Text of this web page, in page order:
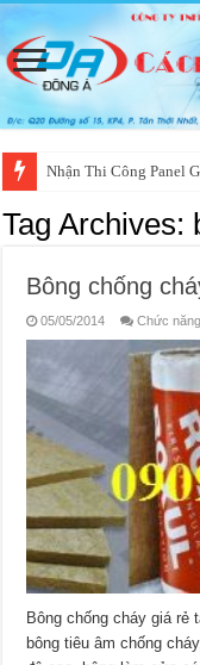
Nhận Thi Công Panel
Tag Archives:
Bông chống
05/05/2014 Chức
Bông chống cháy giá rẻ
bông tiêu âm chống